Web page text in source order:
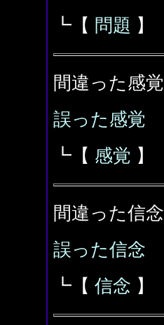
┗【 問題 】
間違った感覚
誤った感覚
┗【 感覚 】
間違った信念
誤った信念
┗【 信念 】